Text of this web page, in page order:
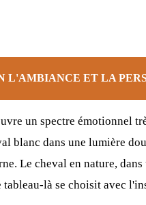
L'AMBIANCE ET LA
un spectre émotionnel
blanc dans une lumière
Le cheval en nature,
là se choisit avec